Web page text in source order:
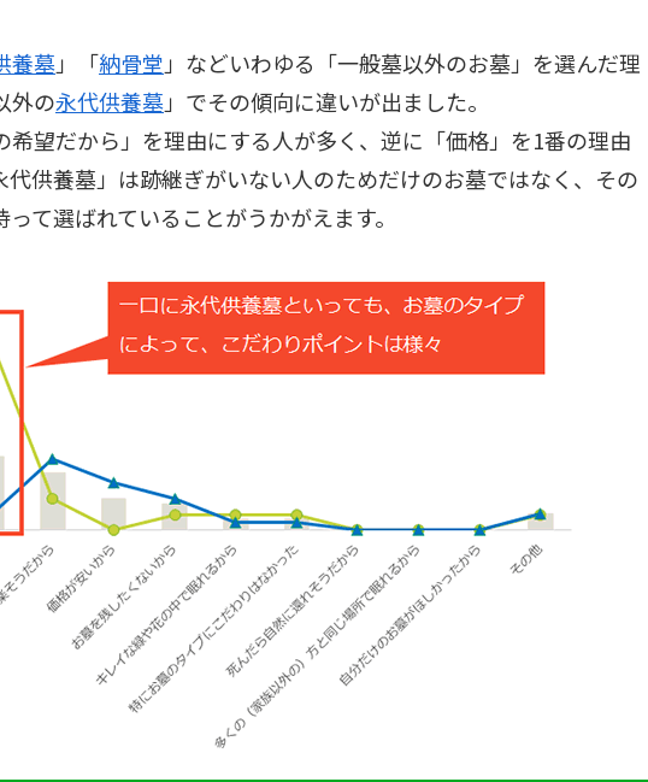
養墓」「納骨堂」などいわゆる「一般墓以外のお墓」を選んだ理
外の永代供養墓」でその傾向に違いが出ました。
希望だから」を理由にする人が多く、逆に「価格」を1番の理由
供養墓」は跡継ぎがいない人のためだけのお墓ではなく、その
て選ばれていることがうかがえます。